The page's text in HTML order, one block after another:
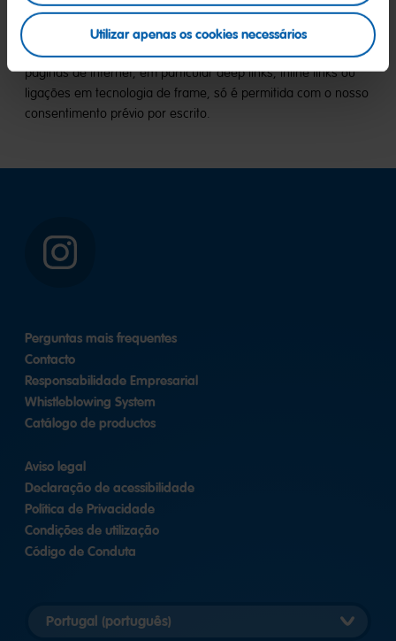
Utilizar apenas os cookies necessários
páginas só são permitidas para uso privado, e em nenhum
caso para fins comerciais, salvo indicado o contrário em
casos individuais. A inclusão de hiperligações nas nossas
páginas de Internet, em particular deep links, inline links ou
ligações em tecnologia de frame, só é permitida com o nosso
consentimento prévio por escrito.
Instagram
Perguntas mais frequentes
Contacto
Responsabilidade Empresarial
Whistleblowing System
Catálogo de productos
Aviso legal
Declaração de acessibilidade
Política de Privacidade
Condições de utilização
Código de Conduta
versão